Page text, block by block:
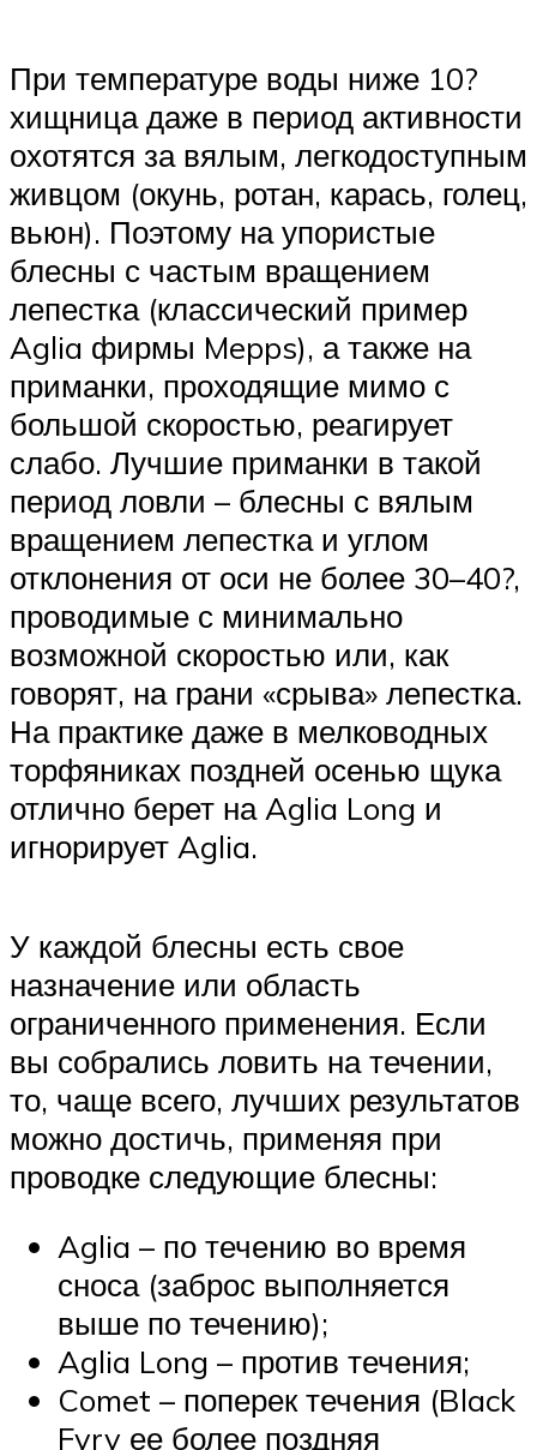
При температуре воды ниже 10?
хищница даже в период активности
охотятся за вялым, легкодоступным
живцом (окунь, ротан, карась, голец,
вьюн). Поэтому на упористые
блесны с частым вращением
лепестка (классический пример
Aglia фирмы Mepps), а также на
приманки, проходящие мимо с
большой скоростью, реагирует
слабо. Лучшие приманки в такой
период ловли – блесны с вялым
вращением лепестка и углом
отклонения от оси не более 30–40?,
проводимые с минимально
возможной скоростью или, как
говорят, на грани «срыва» лепестка.
На практике даже в мелководных
торфяниках поздней осенью щука
отлично берет на Aglia Long и
игнорирует Aglia.
У каждой блесны есть свое
назначение или область
ограниченного применения. Если
вы собрались ловить на течении,
то, чаще всего, лучших результатов
можно достичь, применяя при
проводке следующие блесны:
Aglia – по течению во время
сноса (заброс выполняется
выше по течению);
Aglia Long – против течения;
Comet – поперек течения (Black
Fyry ее более поздняя